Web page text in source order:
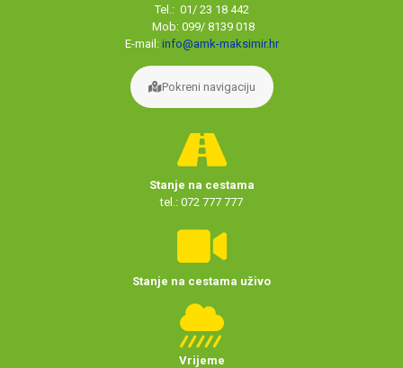
Tel.: 01/ 23 18 442
Mob: 099/ 8139 018
E-mail: info@amk-maksimir.hr
Pokreni navigaciju
Stanje na cestama
tel.: 072 777 777
Stanje na cestama uživo
Vrijeme